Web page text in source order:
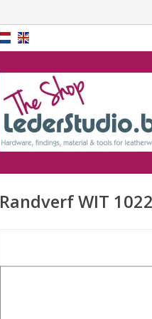
Randverf WIT